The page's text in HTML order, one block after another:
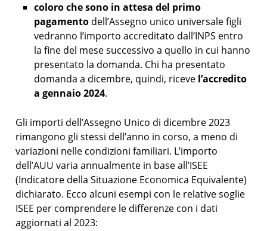
coloro che sono in attesa del primo
pagamentodell’Assegno unico universale figli
vedranno l’importo accreditato dall’INPS entro
la fine del mese successivo a quello in cui hanno
presentato la domanda. Chi ha presentato
domanda a dicembre, quindi, ricevel’accredito
a gennaio 2024.
Gli importi dell’Assegno Unico di dicembre 2023
rimangono gli stessi dell’anno in corso, a meno di
variazioni nelle condizioni familiari. L’importo
dell’AUU varia annualmente in base all’ISEE
(Indicatore della Situazione Economica Equivalente)
dichiarato. Ecco alcuni esempi con le relative soglie
ISEE per comprendere le differenze con i dati
aggiornati al 2023: